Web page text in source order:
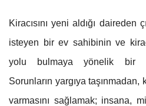
Kiracısını yeni aldığı daireden
isteyen bir ev sahibinin ve
yolu bulmaya yönelik bir
Sorunların yargıya taşınmadan,
varmasını sağlamak; insana,